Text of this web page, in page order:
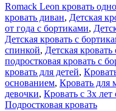
Romack Leon кровать
кровать диван, Детская
от года с бортиками,
Детская кровать с
спинкой, Детская
подростковая кровать с
кровать для детей,
основанием, Кровать для
девочки, Кровать с 3х
Подростковая кровать